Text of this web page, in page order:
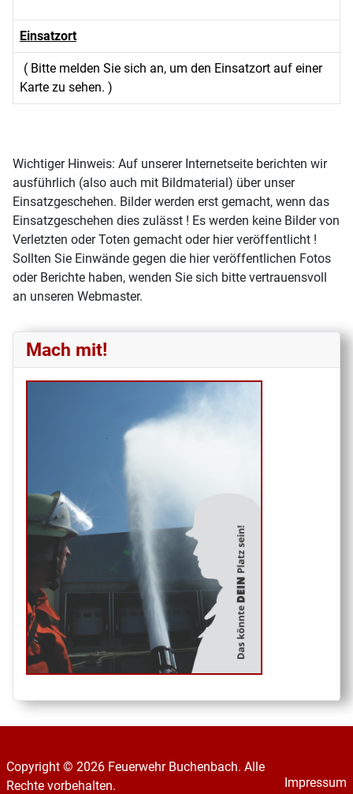
Einsatzort
( Bitte melden Sie sich an, um den Einsatzort auf einer
Karte zu sehen. )
Wichtiger Hinweis: Auf unserer Internetseite berichten wir
ausführlich (also auch mit Bildmaterial) über unser
Einsatzgeschehen. Bilder werden erst gemacht, wenn das
Einsatzgeschehen dies zulässt ! Es werden keine Bilder von
Verletzten oder Toten gemacht oder hier veröffentlicht !
Sollten Sie Einwände gegen die hier veröffentlichen Fotos
oder Berichte haben, wenden Sie sich bitte vertrauensvoll
an unseren Webmaster.
Mach mit!
Copyright © 2026 Feuerwehr Buchenbach. Alle
Rechte vorbehalten.
Impressum